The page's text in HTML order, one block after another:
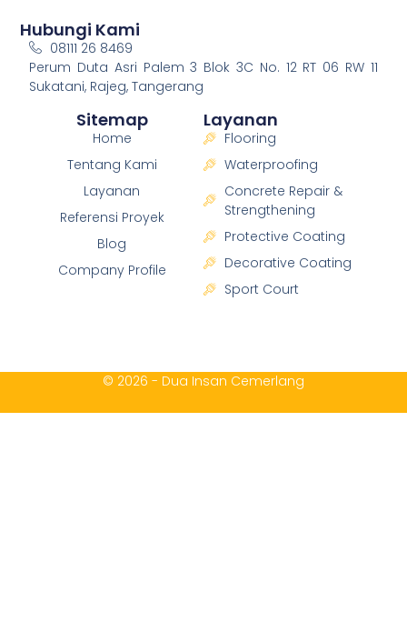
Hubungi Kami
08111 26 8469
Perum Duta Asri Palem 3 Blok 3C No. 12 RT 06 RW 11
Sukatani, Rajeg, Tangerang
Sitemap
Home
Tentang Kami
Layanan
Referensi Proyek
Blog
Company Profile
Layanan
Flooring
Waterproofing
Concrete Repair &
Strengthening
Protective Coating
Decorative Coating
Sport Court
© 2026 - Dua Insan Cemerlang